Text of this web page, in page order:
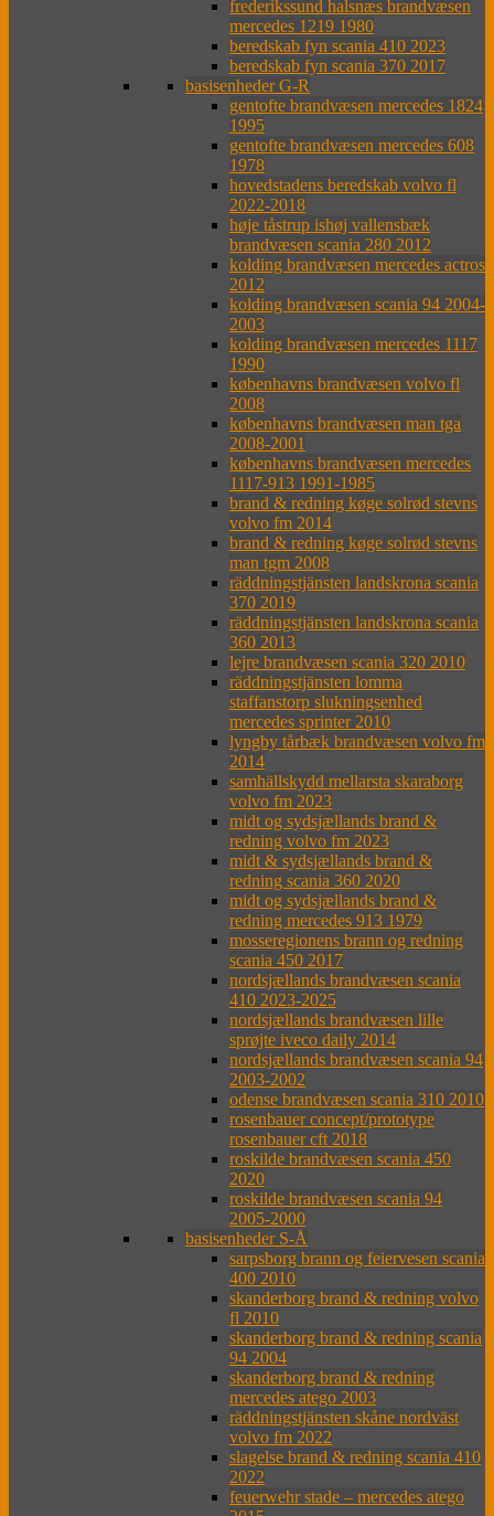
frederikssund halsnæs brandvæsen
mercedes 1219 1980
beredskab fyn scania 410 2023
beredskab fyn scania 370 2017
basisenheder G-R
gentofte brandvæsen mercedes 1824
1995
gentofte brandvæsen mercedes 608
1978
hovedstadens beredskab volvo fl
2022-2018
høje tåstrup ishøj vallensbæk
brandvæsen scania 280 2012
kolding brandvæsen mercedes actros
2012
kolding brandvæsen scania 94 2004-
2003
kolding brandvæsen mercedes 1117
1990
københavns brandvæsen volvo fl
2008
københavns brandvæsen man tga
2008-2001
københavns brandvæsen mercedes
1117-913 1991-1985
brand & redning køge solrød stevns
volvo fm 2014
brand & redning køge solrød stevns
man tgm 2008
räddningstjänsten landskrona scania
370 2019
räddningstjänsten landskrona scania
360 2013
lejre brandvæsen scania 320 2010
räddningstjänsten lomma
staffanstorp slukningsenhed
mercedes sprinter 2010
lyngby tårbæk brandvæsen volvo fm
2014
samhällskydd mellarsta skaraborg
volvo fm 2023
midt og sydsjællands brand &
redning volvo fm 2023
midt & sydsjællands brand &
redning scania 360 2020
midt og sydsjællands brand &
redning mercedes 913 1979
mosseregionens brann og redning
scania 450 2017
nordsjællands brandvæsen scania
410 2023-2025
nordsjællands brandvæsen lille
sprøjte iveco daily 2014
nordsjællands brandvæsen scania 94
2003-2002
odense brandvæsen scania 310 2010
rosenbauer concept/prototype
rosenbauer cft 2018
roskilde brandvæsen scania 450
2020
roskilde brandvæsen scania 94
2005-2000
basisenheder S-Å
sarpsborg brann og feiervesen scania
400 2010
skanderborg brand & redning volvo
fl 2010
skanderborg brand & redning scania
94 2004
skanderborg brand & redning
mercedes atego 2003
räddningstjänsten skåne nordväst
volvo fm 2022
slagelse brand & redning scania 410
2022
feuerwehr stade – mercedes atego